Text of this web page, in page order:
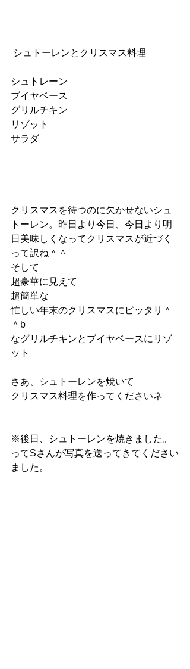
シュトーレンとクリスマス料理
シュトレーン
ブイヤベース
グリルチキン
リゾット
サラダ
クリスマスを待つのに欠かせないシュ
トーレン。昨日より今日、今日より明
日美味しくなってクリスマスが近づく
って訳ね＾＾
そして
超豪華に見えて
超簡単な
忙しい年末のクリスマスにピッタリ＾
＾b
なグリルチキンとブイヤベースにリゾ
ット
さあ、シュトーレンを焼いて
クリスマス料理を作ってくださいネ
※後日、シュトーレンを焼きました。
ってSさんが写真を送ってきてください
ました。